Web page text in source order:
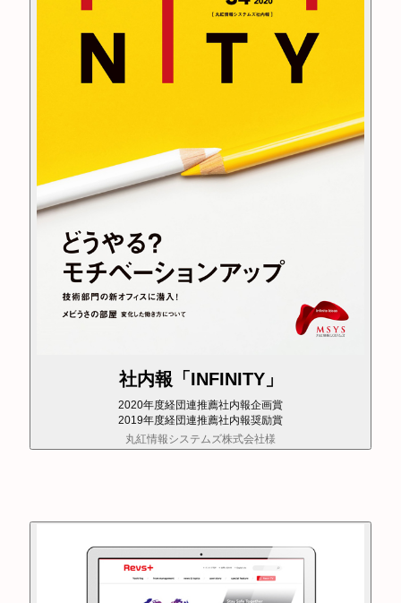
社内報「INFINITY」
2020年度経団連推薦社内報企画賞
2019年度経団連推薦社内報奨励賞
丸紅情報システムズ株式会社様